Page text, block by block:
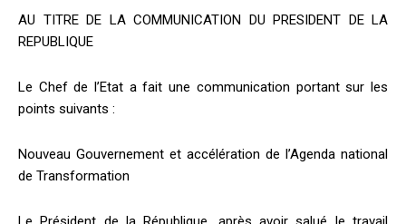
AU TITRE DE LA COMMUNICATION DU PRESIDENT DE LA
REPUBLIQUE
Le Chef de l’Etat a fait une communication portant sur les
points suivants :
Nouveau Gouvernement et accélération de l’Agenda national
de Transformation